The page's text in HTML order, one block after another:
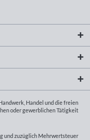
Handel und die freien
oder gewerblichen Tätigkeit
und zuzüglich Mehrwertsteuer